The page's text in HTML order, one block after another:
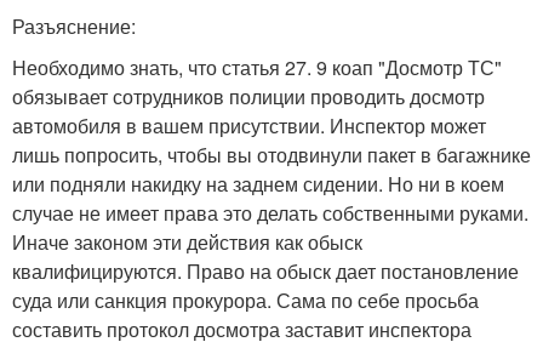
Разъяснение:
Необходимо знать, что статья 27. 9 коап "Досмотр ТС"
обязывает сотрудников полиции проводить досмотр
автомобиля в вашем присутствии. Инспектор может
лишь попросить, чтобы вы отодвинули пакет в багажнике
или подняли накидку на заднем сидении. Но ни в коем
случае не имеет права это делать собственными руками.
Иначе законом эти действия как обыск
квалифицируются. Право на обыск дает постановление
суда или санкция прокурора. Сама по себе просьба
составить протокол досмотра заставит инспектора